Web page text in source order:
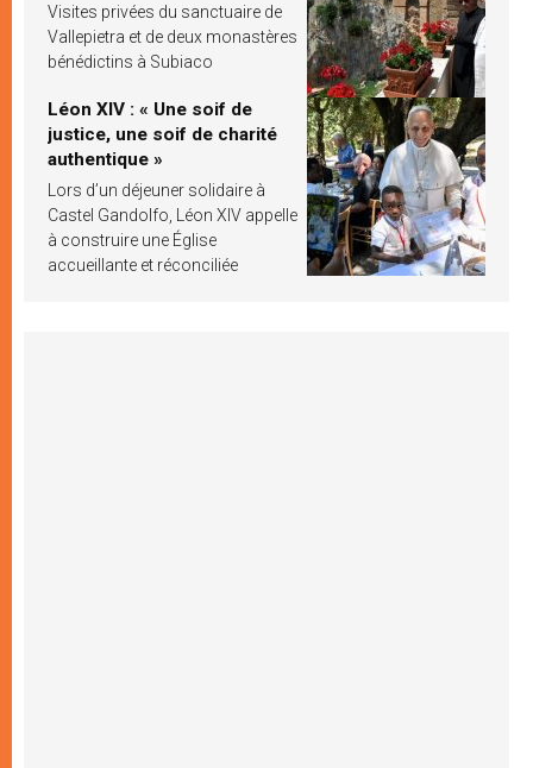
Visites privées du sanctuaire de
Vallepietra et de deux monastères
bénédictins à Subiaco
Léon XIV : « Une soif de
justice, une soif de charité
authentique »
Lors d’un déjeuner solidaire à
Castel Gandolfo, Léon XIV appelle
à construire une Église
accueillante et réconciliée